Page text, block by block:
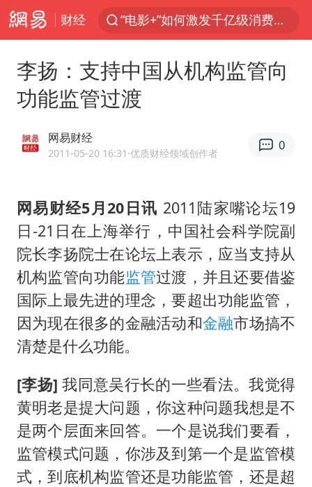
财经
“电影+”如何激发千亿级消费新活力？
日本试射“战斧”导弹，国防部回应
四川宜宾高县4.9级地震致1死
“新疆阿勒泰八月能滑雪”不实
刘国正说向鹏打得很窝囊
山东一元代青花杯离奇失踪
我国外贸延续良好增长态势
宇树科技中一签需缴款7.54万元
百花奖开幕式
两名乘客在飞机上因调节座椅起冲突
女儿为争财产堵门阻挠父亲出殡
夯实基础开新局
李扬：支持中国从机构监管向
功能监管过渡
网易财经
2011-05-20 16:31 ·优质财经领域创作者
0
网易财经5月20日讯 2011陆家嘴论坛19
日-21日在上海举行，中国社会科学院副
院长李扬院士在论坛上表示，应当支持从
机构监管向功能监管过渡，并且还要借鉴
国际上最先进的理念，要超出功能监管，
因为现在很多的金融活动和金融市场搞不
清楚是什么功能。
[李扬] 我同意吴行长的一些看法。我觉得
黄明老是提大问题，你这种问题我想是不
是两个层面来回答。一个是说我们要看，
监管模式问题，你涉及到第一个是监管模
式，到底机构监管还是功能监管，还是超